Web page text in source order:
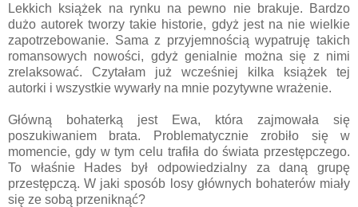
Lekkich książek na rynku na pewno nie brakuje. Bardzo
dużo autorek tworzy takie historie, gdyż jest na nie wielkie
zapotrzebowanie. Sama z przyjemnością wypatruję takich
romansowych nowości, gdyż genialnie można się z nimi
zrelaksować. Czytałam już wcześniej kilka książek tej
autorki i wszystkie wywarły na mnie pozytywne wrażenie.
Główną bohaterką jest Ewa, która zajmowała się
poszukiwaniem brata. Problematycznie zrobiło się w
momencie, gdy w tym celu trafiła do świata przestępczego.
To właśnie Hades był odpowiedzialny za daną grupę
przestępczą. W jaki sposób losy głównych bohaterów miały
się ze sobą przeniknąć?